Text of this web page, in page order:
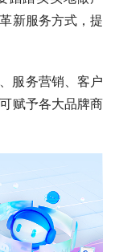
新服务方式，提
服务营销、客户
赋予各大品牌商